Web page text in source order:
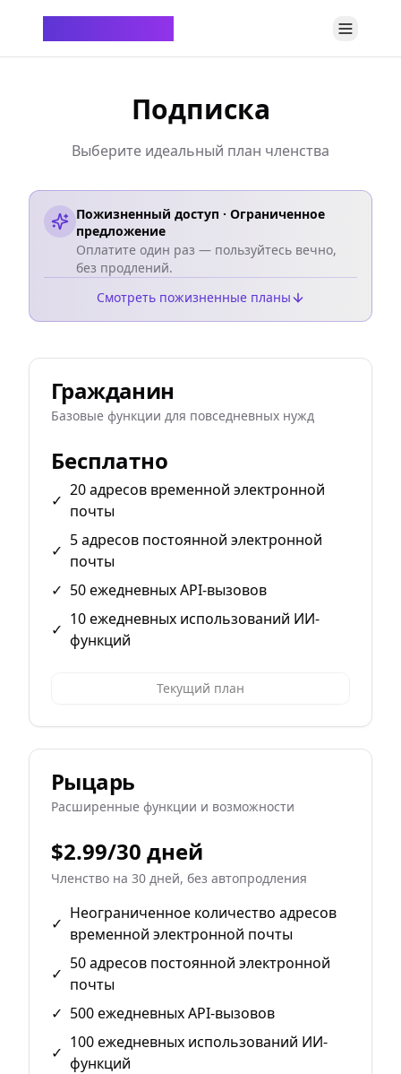
Подписка
Выберите идеальный план членства
Пожизненный доступ · Ограниченное
предложение
Оплатите один раз — пользуйтесь вечно,
без продлений.
Смотреть пожизненные планы
Гражданин
Базовые функции для повседневных нужд
Бесплатно
✓
20 адресов временной электронной
почты
✓
5 адресов постоянной электронной
почты
✓ 50 ежедневных API-вызовов
✓
10 ежедневных использований ИИ-
функций
Текущий план
Рыцарь
Расширенные функции и возможности
$2.99/30 дней
Членство на 30 дней, без автопродления
✓
Неограниченное количество адресов
временной электронной почты
✓
50 адресов постоянной электронной
почты
✓ 500 ежедневных API-вызовов
✓
100 ежедневных использований ИИ-
функций